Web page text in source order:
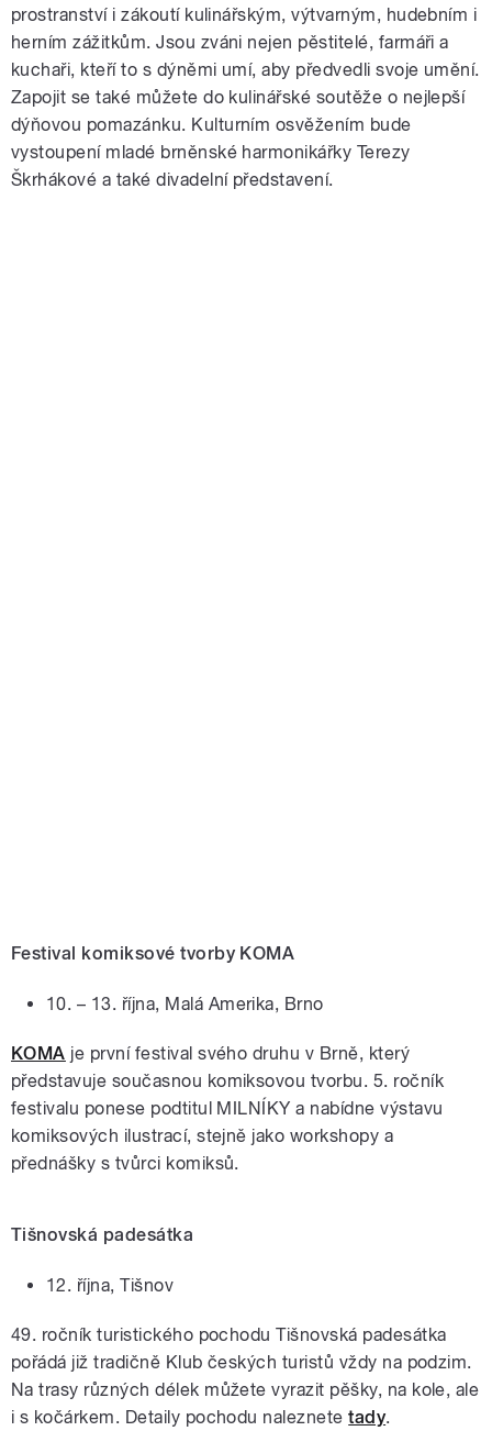
prostranství i zákoutí kulinářským, výtvarným, hudebním i
herním zážitkům. Jsou zváni nejen pěstitelé, farmáři a
kuchaři, kteří to s dýněmi umí, aby předvedli svoje umění.
Zapojit se také můžete do kulinářské soutěže o nejlepší
dýňovou pomazánku. Kulturním osvěžením bude
vystoupení mladé brněnské harmonikářky Terezy
Škrhákové a také divadelní představení.
Festival komiksové tvorby KOMA
10. – 13. října, Malá Amerika, Brno
KOMA je první festival svého druhu v Brně, který
představuje současnou komiksovou tvorbu. 5. ročník
festivalu ponese podtitul MILNÍKY a nabídne výstavu
komiksových ilustrací, stejně jako workshopy a
přednášky s tvůrci komiksů.
Tišnovská padesátka
12. října, Tišnov
49. ročník turistického pochodu Tišnovská padesátka
pořádá již tradičně Klub českých turistů vždy na podzim.
Na trasy různých délek můžete vyrazit pěšky, na kole, ale
i s kočárkem. Detaily pochodu naleznetetady.